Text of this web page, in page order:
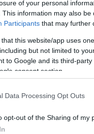
of your personal
This information may also
Participants that may further
that this website/app uses
but not limited to
to Google and its third-
consent section.
Data Processing Opt Outs
opt-out of the Sharing of my
con ilconcetto di
caratteristiche
a queste
ma il livello di
continuo di